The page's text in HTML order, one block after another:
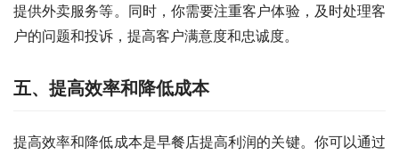
提供外卖服务等。同时，你需要注重客户体验，及时处理客
户的问题和投诉，提高客户满意度和忠诚度。
五、提高效率和降低成本
提高效率和降低成本是早餐店提高利润的关键。你可以通过